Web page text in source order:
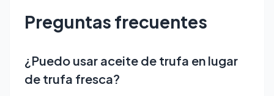
Preguntas frecuentes
¿Puedo usar aceite de trufa en lugar
de trufa fresca?